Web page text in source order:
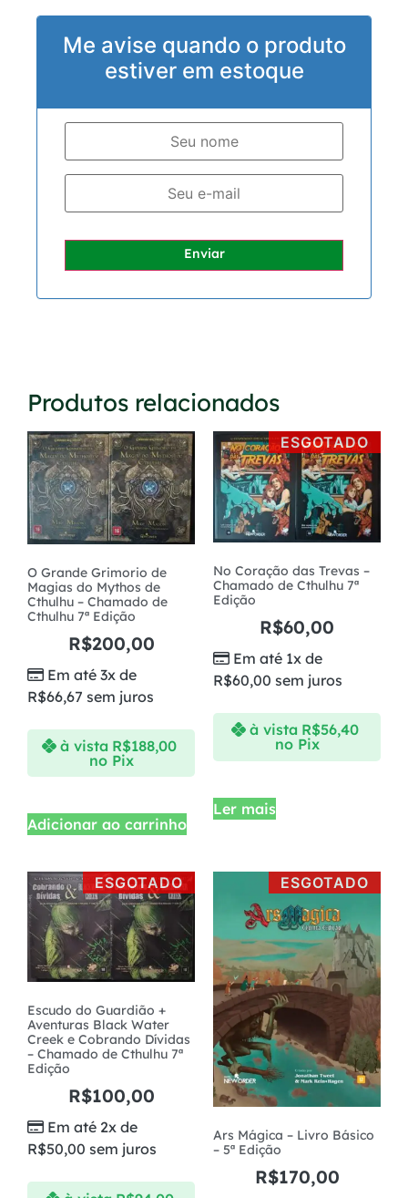
Me avise quando o produto
estiver em estoque
Enviar
Produtos relacionados
O Grande Grimorio de
Magias do Mythos de
Cthulhu – Chamado de
Cthulhu 7ª Edição
R$200,00
Em até 3x de
R$66,67 sem juros
à vista R$188,00
no Pix
Adicionar ao carrinho
ESGOTADO
No Coração das Trevas –
Chamado de Cthulhu 7ª
Edição
R$60,00
Em até 1x de
R$60,00 sem juros
à vista R$56,40
no Pix
Ler mais
ESGOTADO
Escudo do Guardião +
Aventuras Black Water
Creek e Cobrando Dívidas
– Chamado de Cthulhu 7ª
Edição
R$100,00
Em até 2x de
R$50,00 sem juros
ESGOTADO
Ars Mágica – Livro Básico
– 5ª Edição
R$170,00